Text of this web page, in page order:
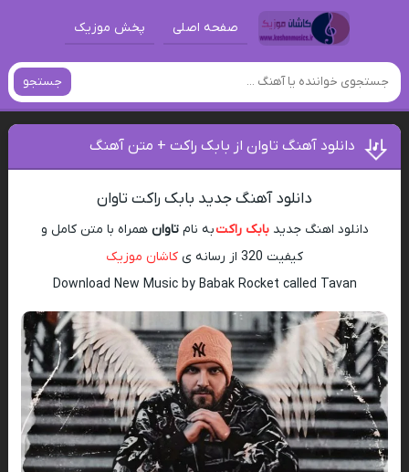
صفحه اصلی پخش موزیک
جستجو
دانلود آهنگ تاوان از بابک راکت + متن آهنگ
دانلود آهنگ جدید بابک راکت تاوان
دانلود اهنگ جدیدبابک راکتبه نامتاوان همراه با متن کامل و
کیفیت 320 از رسانه ی
کاشان موزیک
Download New Music by Babak Rocket called Tavan